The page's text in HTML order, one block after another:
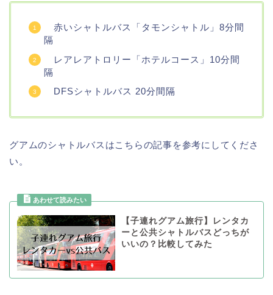
赤いシャトルバス「タモンシャトル」8分間
隔
レアレアトロリー「ホテルコース」10分間
隔
DFSシャトルバス 20分間隔
グアムのシャトルバスはこちらの記事を参考にしてくださ
い。
【子連れグアム旅行】レンタカ
ーと公共シャトルバスどっちが
いいの？比較してみた